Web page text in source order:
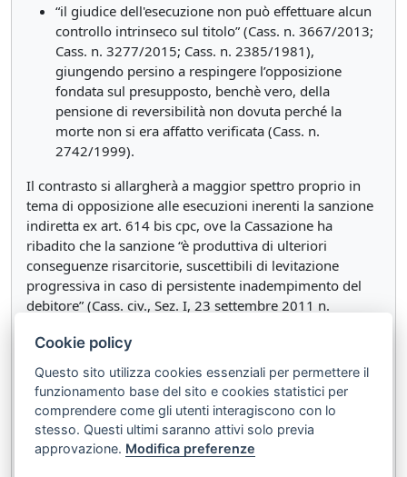
“il giudice dell'esecuzione non può effettuare alcun
controllo intrinseco sul titolo” (Cass. n. 3667/2013;
Cass. n. 3277/2015; Cass. n. 2385/1981),
giungendo persino a respingere l’opposizione
fondata sul presupposto, benchè vero, della
pensione di reversibilità non dovuta perché la
morte non si era affatto verificata (Cass. n.
2742/1999).
Il contrasto si allargherà a maggior spettro proprio in
tema di opposizione alle esecuzioni inerenti la sanzione
indiretta ex art. 614 bis cpc, ove la Cassazione ha
ribadito che la sanzione “è produttiva di ulteriori
conseguenze risarcitorie, suscettibili di levitazione
progressiva in caso di persistente inadempimento del
debitore” (Cass. civ., Sez. I, 23 settembre 2011 n.
“dopo un certo tempo” (Corte Costituzionale). Ai posteri
l’ardua sentenza.
Documenti correlati:
Testo integrale diCorte Costituzionale, Sentenza
Cookie policy
Questo sito utilizza cookies essenziali per permettere il
funzionamento base del sito e cookies statistici per
comprendere come gli utenti interagiscono con lo
stesso. Questi ultimi saranno attivi solo previa
approvazione. Modifica preferenze